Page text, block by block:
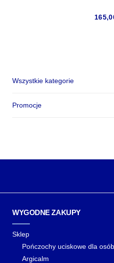
Wszystkie kategorie
Promocje
WYGODNE ZAKUPY
Sklep
Pończochy uciskowe dla
Argicalm